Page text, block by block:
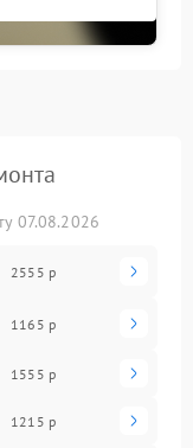
07.08.2026
2555 р
1165 р
1555 р
1215 р